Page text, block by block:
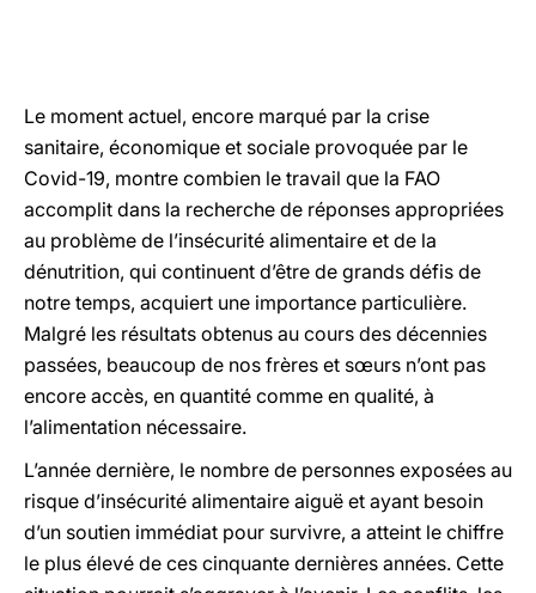
Le moment actuel, encore marqué par la crise
sanitaire, économique et sociale provoquée par le
Covid-19, montre combien le travail que la FAO
accomplit dans la recherche de réponses appropriées
au problème de l’insécurité alimentaire et de la
dénutrition, qui continuent d’être de grands défis de
notre temps, acquiert une importance particulière.
Malgré les résultats obtenus au cours des décennies
passées, beaucoup de nos frères et sœurs n’ont pas
encore accès, en quantité comme en qualité, à
l’alimentation nécessaire.
L’année dernière, le nombre de personnes exposées au
risque d’insécurité alimentaire aiguë et ayant besoin
d’un soutien immédiat pour survivre, a atteint le chiffre
le plus élevé de ces cinquante dernières années. Cette